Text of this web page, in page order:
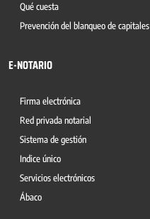
Qué cuesta
Prevención del blanqueo de capitales
E-NOTARIO
Firma electrónica
Red privada notarial
Sistema de gestión
Indice único
Servicios electrónicos
Ábaco